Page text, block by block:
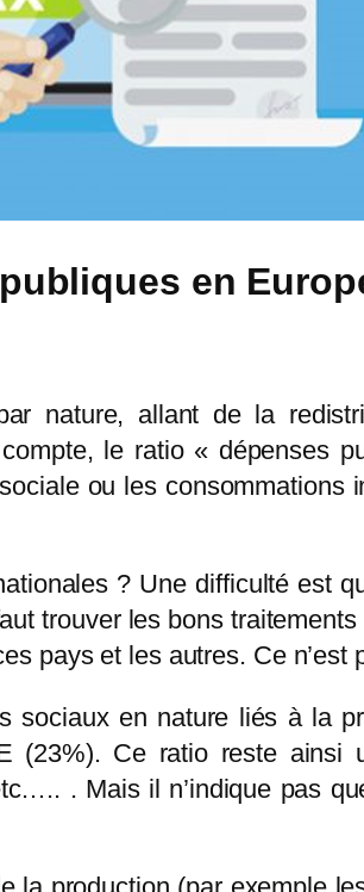
en
nature, allant de la
le ratio « dépenses
ou les consommations
? Une difficulté est
trouver les bons
pays et les autres. Ce n’est
en nature liés à la
(23%). Ce ratio reste ainsi
. Mais il n’indique pas